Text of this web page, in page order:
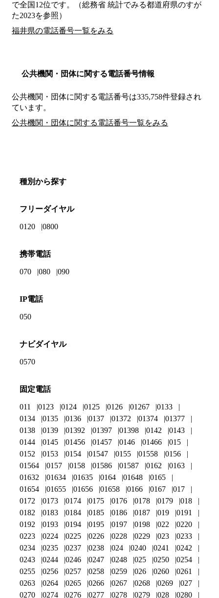
で全国12位です。（総務省 統計でみる都道府県のすが
た2023を参照）
福井県の電話番号一覧をみる
公共機関・団体に関する電話番号情報
公共機関・団体に関する電話番号は335,758件登録され
ています。
公共機関・団体に関する電話番号一覧をみる
種別から探す
フリーダイヤル
0120 0800
携帯電話
070 080 090
IP電話
050
ナビダイヤル
0570
固定電話
011 0123 0124 0125 0126 01267
0133
0134
0135 0136 0137 01372 01374
01377
0138
0139 01392 01397 01398 0142
0143
0144
0145 01456 01457 0146 01466
015
0152
0153 0154 01547 0155 01558
0156
01564
0157 0158 01586 01587 0162
0163
01632
01634 01635 0164 01648
0165
01654
01655 01656 01658 0166 0167
017
0172
0173 0174 0175 0176 0178 0179
018
0182
0183 0184 0185 0186 0187 019
0191
0192
0193 0194 0195 0197 0198 022
0220
0223
0224 0225 0226 0228 0229 023
0233
0234
0235 0237 0238 024 0240 0241
0242
0243
0244 0246 0247 0248 025 0250
0254
0255
0256 0257 0258 0259 026 0260
0261
0263
0264 0265 0266 0267 0268 0269
027
0270
0274 0276 0277 0278 0279 028 0280